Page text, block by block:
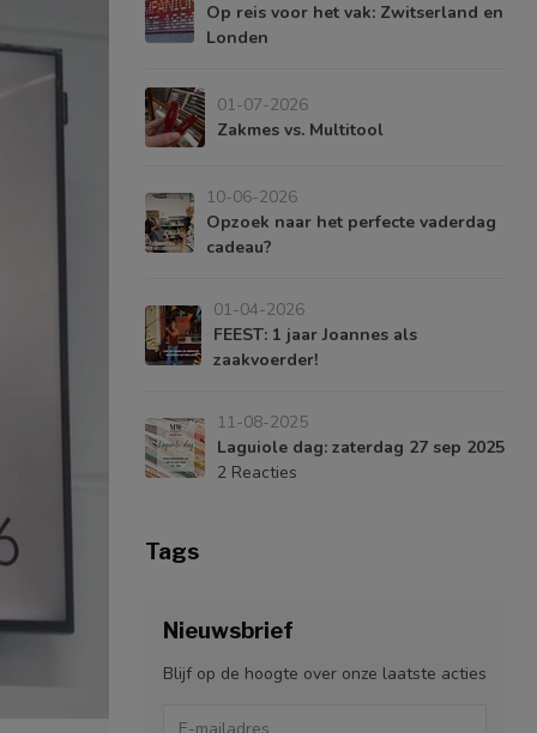
Op reis voor het vak: Zwitserland en
Londen
01-07-2026
Zakmes vs. Multitool
10-06-2026
Opzoek naar het perfecte vaderdag
cadeau?
01-04-2026
FEEST: 1 jaar Joannes als
zaakvoerder!
11-08-2025
Laguiole dag: zaterdag 27 sep 2025
2 Reacties
Tags
Nieuwsbrief
Blijf op de hoogte over onze laatste acties